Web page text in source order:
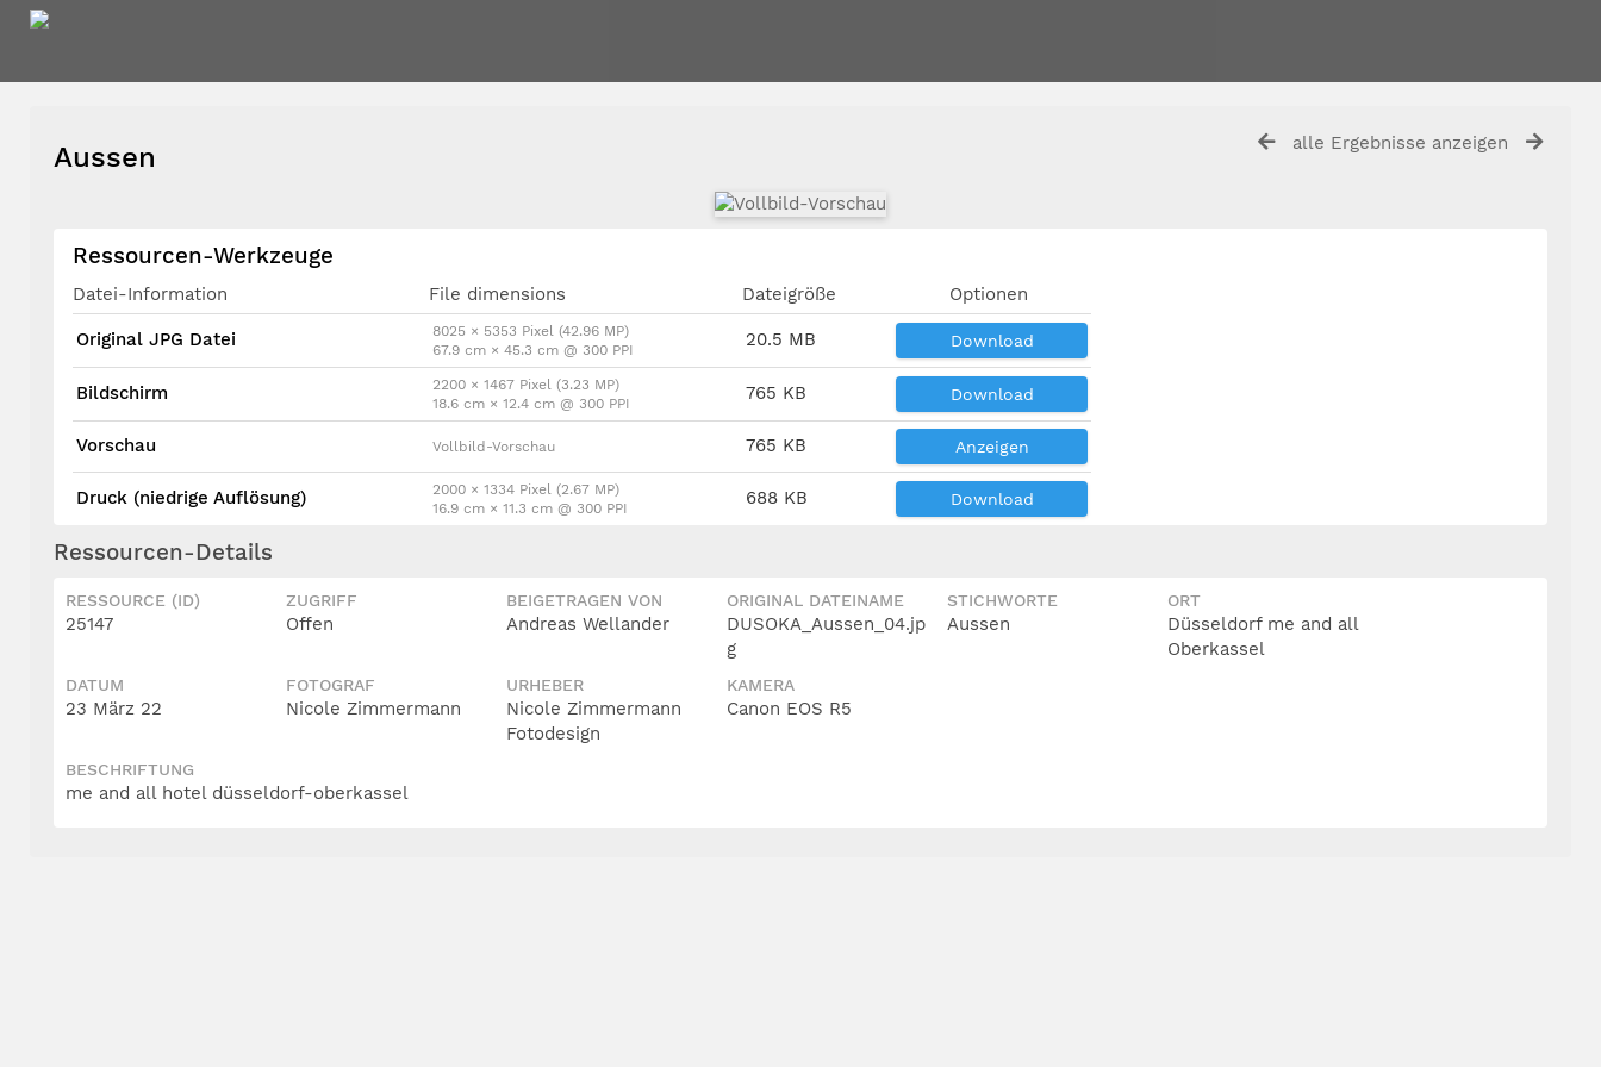
alle Ergebnisse anzeigen
Aussen
Ressourcen-Werkzeuge
Datei-Information File dimensions Dateigröße Optionen
Original JPG Datei
8025 × 5353 Pixel (42.96 MP)
67.9 cm × 45.3 cm @ 300 PPI
20.5 MB Download
Bildschirm
2200 × 1467 Pixel (3.23 MP)
18.6 cm × 12.4 cm @ 300 PPI
765 KB Download
Vorschau Vollbild-Vorschau 765 KB Anzeigen
Druck (niedrige Auflösung)
2000 × 1334 Pixel (2.67 MP)
16.9 cm × 11.3 cm @ 300 PPI
688 KB Download
Ressourcen-Details
RESSOURCE (ID)
25147
ZUGRIFF
Offen
BEIGETRAGEN VON
Andreas Wellander
ORIGINAL DATEINAME
DUSOKA_Aussen_04.jp
g
STICHWORTE
Aussen
ORT
Düsseldorf me and all
Oberkassel
DATUM
23 März 22
FOTOGRAF
Nicole Zimmermann
URHEBER
Nicole Zimmermann
Fotodesign
KAMERA
Canon EOS R5
BESCHRIFTUNG
me and all hotel düsseldorf-oberkassel